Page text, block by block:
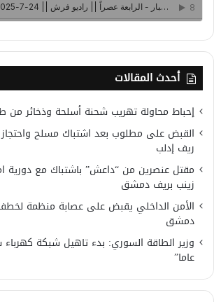
أحدث المقالات
إحباط محاولة تهريب شحنة أسلحة وذخائر من
ريف إدلب
مقتل عنصرين من “داعش” باشتباك مع دورية
زينب بريف دمشق
الأمن الداخلي يقبض على عصابة منظمة
دمشق
عاما”